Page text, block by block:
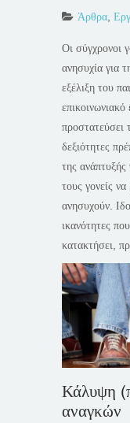
Άρθρα,
Οι σύγχρονοι
ανησυχία για
εξέλιξη του
προστατεύσει
δεξιότητες
της
τους γονείς
ανησυχούν.
ικανότητες
κατακτήσει,
Κάλυψη
αναγκών